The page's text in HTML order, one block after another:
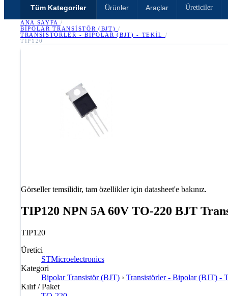
Tüm Kategoriler Ürünler Araçlar Üreticiler
ANA SAYFA /
BIPOLAR TRANSISTÖR (BJT) /
TRANSISTÖRLER - BIPOLAR (BJT) - TEKIL
/
TIP120
Görseller temsilidir, tam özellikler için datasheet'e bakınız.
TIP120 NPN 5A 60V TO-220 BJT
TIP120
Üretici
STMicroelectronics
Kategori
Bipolar Transistör (BJT) › Transistörler - Bipolar (BJT) -
Kılıf / Paket